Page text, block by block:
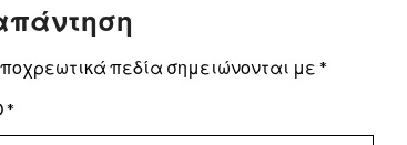
πεδία σημειώνονται με *
*